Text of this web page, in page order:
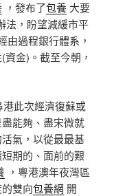
，發布了包養 大要
法，盼望減緩市平
由過程銀行體系，
金)。截至今朝，
此次經濟復蘇或
能夠、盡宋微就
氣，以從最最基
期的、面前的艱
，粵港澳年夜灣區
雙向包養網 開